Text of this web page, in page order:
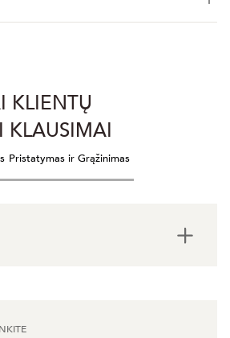
KLIENTŲ
KLAUSIMAI
Pristatymas ir Grąžinimas